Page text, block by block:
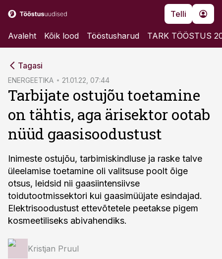
Telli
Avaleht Kõik lood Tööstusharud TARK TÖÖSTUS
Tagasi
ENERGEETIKA 21.01.22, 07:44
Tarbijate ostujõu toetamine
on tähtis, aga ärisektor ootab
nüüd gaasisoodustust
Inimeste ostujõu, tarbimiskindluse ja raske talve
üleelamise toetamine oli valitsuse poolt õige
otsus, leidsid nii gaasiintensiivse
toidutootmissektori kui gaasimüüjate esindajad.
Elektrisoodustust ettevõtetele peetakse pigem
kosmeetiliseks abivahendiks.
Kristjan Pruul